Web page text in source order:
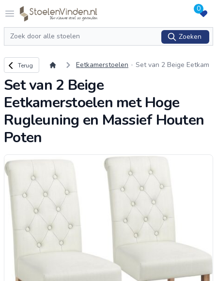
Open menu
Logo stoelenvinden.nl 0
Zoeken
Zoeken
Terug naar overzicht
Terug Eetkamerstoelen
Set van 2 Beige Eetkam
Set van 2 Beige
Eetkamerstoelen met Hoge
Rugleuning en Massief Houten
Poten